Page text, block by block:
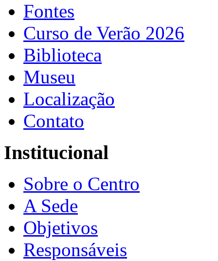
Fontes
Curso de Verão 2026
Biblioteca
Museu
Localização
Contato
Institucional
Sobre o Centro
A Sede
Objetivos
Responsáveis